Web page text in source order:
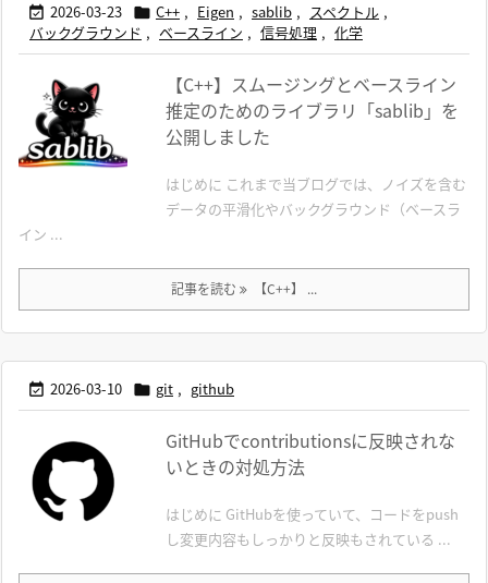
 2026-03-23  C++ , Eigen , sablib , スペクトル ,
バックグラウンド , ベースライン , 信号処理 , 化学
【C++】スムージングとベースライン
推定のためのライブラリ「sablib」を
公開しました
はじめに これまで当ブログでは、ノイズを含む
データの平滑化やバックグラウンド（ベースラ
イン ...
記事を読む 【C++】 ...
 2026-03-10  git , github
GitHubでcontributionsに反映されな
いときの対処方法
はじめに GitHubを使っていて、コードをpush
し変更内容もしっかりと反映もされている ...